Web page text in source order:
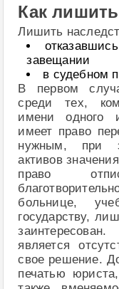
Как
Лишить
завещании
в судебном
В первом
среди тех,
имени одного
имеет право
нужным, при
активов
право
больнице,
государству,
является
свое решение.
печатью